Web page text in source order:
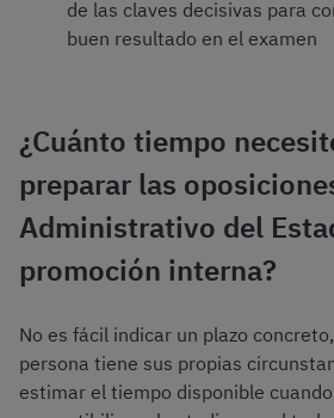
de las claves decisivas para
buen resultado en el examen
¿Cuánto tiempo
preparar las
Administrativo del
promoción interna?
No es fácil indicar un plazo
persona tiene sus propias
estimar el tiempo disponible